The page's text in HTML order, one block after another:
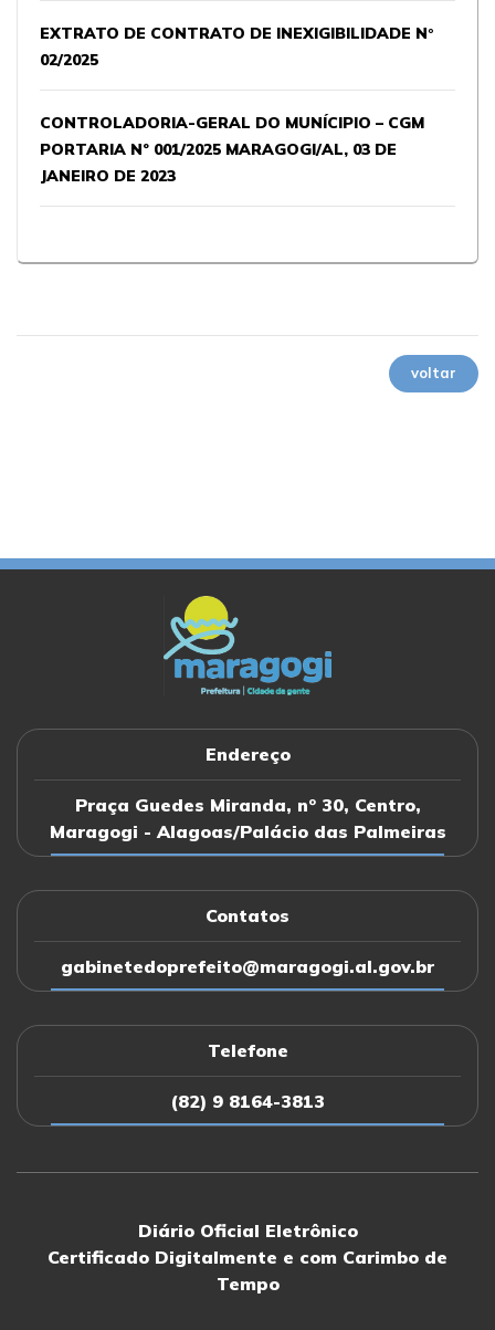
EXTRATO DE CONTRATO DE INEXIGIBILIDADE N°
02/2025
CONTROLADORIA-GERAL DO MUNÍCIPIO – CGM
PORTARIA Nº 001/2025 MARAGOGI/AL, 03 DE
JANEIRO DE 2023
voltar
Endereço
Praça Guedes Miranda, nº 30, Centro,
Maragogi - Alagoas/Palácio das Palmeiras
Contatos
gabinetedoprefeito@maragogi.al.gov.br
Telefone
(82) 9 8164-3813
Diário Oficial Eletrônico
Certificado Digitalmente e com Carimbo de
Tempo